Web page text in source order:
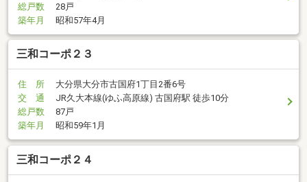
総戸数
28戸
築年月
昭和57年4月
三和コーポ２３
住 所
大分県大分市古国府1丁目2番6号
交 通
JR久大本線(ゆふ高原線) 古国府駅 徒歩10分
総戸数
87戸
築年月
昭和59年1月
三和コーポ２４